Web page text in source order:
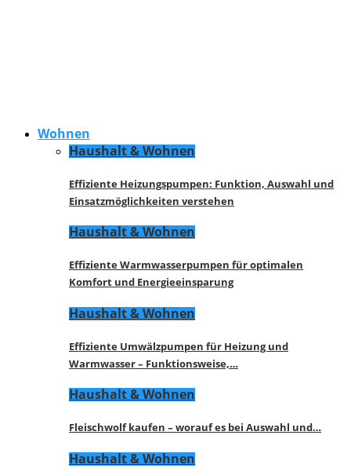
Wohnen
Haushalt & Wohnen
Effiziente Heizungspumpen: Funktion, Auswahl und
Einsatzmöglichkeiten verstehen
Haushalt & Wohnen
Effiziente Warmwasserpumpen für optimalen
Komfort und Energieeinsparung
Haushalt & Wohnen
Effiziente Umwälzpumpen für Heizung und
Warmwasser – Funktionsweise,…
Haushalt & Wohnen
Fleischwolf kaufen – worauf es bei Auswahl und…
Haushalt & Wohnen